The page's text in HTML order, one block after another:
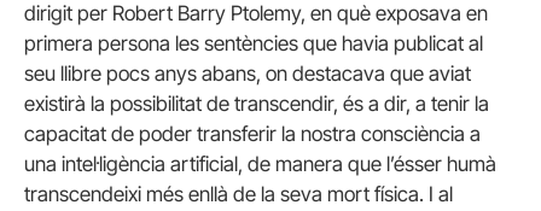
dirigit per Robert Barry Ptolemy, en què exposava en
primera persona les sentències que havia publicat al
seu llibre pocs anys abans, on destacava que aviat
existirà la possibilitat de transcendir, és a dir, a tenir la
capacitat de poder transferir la nostra consciència a
una intel·ligència artificial, de manera que l’ésser humà
transcendeixi més enllà de la seva mort física. I al